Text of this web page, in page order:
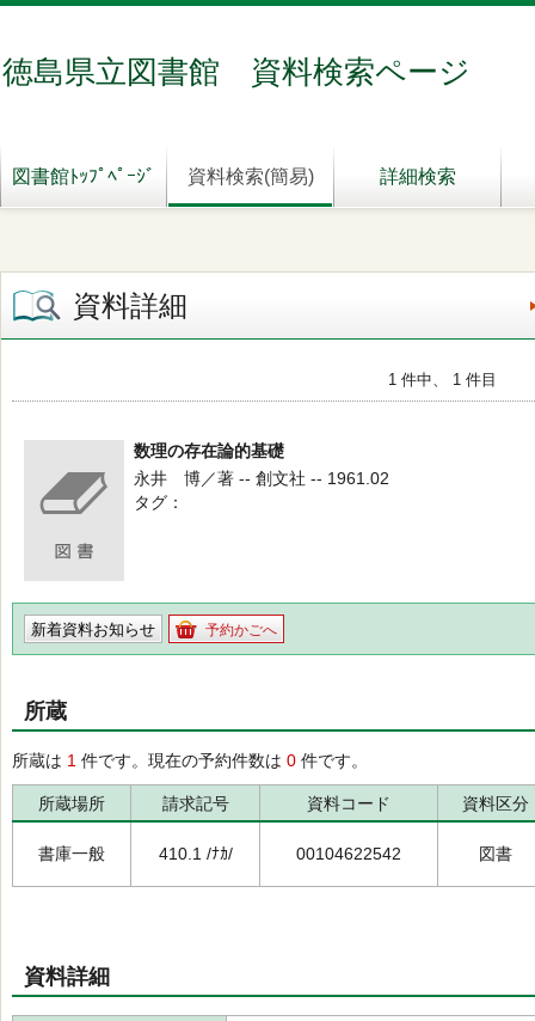
徳島県立図書館 資料検索ページ
図書館ﾄｯﾌﾟﾍﾟｰｼﾞ 資料検索(簡易) 詳細検索
資料詳細
1 件中、 1 件目
数理の存在論的基礎
永井 博／著 -- 創文社 -- 1961.02
タグ
新着資料お知らせ 予約かごへ
所蔵
所蔵は 1 件です。現在の予約件数は 0 件です。
所蔵場所 請求記号 資料コード 資料区分
書庫一般 410.1 /ﾅｶ/ 00104622542 図書
資料詳細